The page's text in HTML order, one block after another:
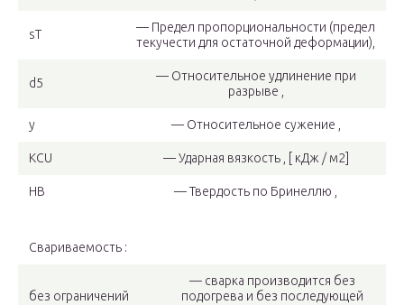
sT
— Предел пропорциональности (предел
текучести для остаточной деформации),
d5
— Относительное удлинение при
разрыве ,
y — Относительное сужение ,
KCU — Ударная вязкость , [ кДж / м2]
HB — Твердость по Бринеллю ,
Свариваемость :
без ограничений
— сварка производится без
подогрева и без последующей